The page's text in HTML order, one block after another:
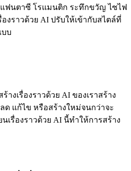
แฟนตาซี โรแมนติก ระทึกขวัญ ไซไฟ
งราวด้วย AI ปรับให้เข้ากับสไตล์ที่
บ
งเรื่องราวด้วย AI ของเราสร้าง
ด แก้ไข หรือสร้างใหม่จนกว่าจะ
เรื่องราวด้วย AI นี้ทำให้การสร้าง